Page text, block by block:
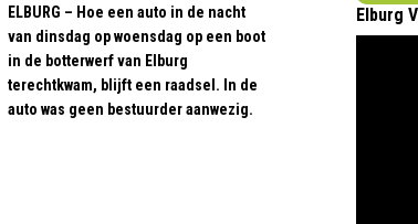
ELBURG – Hoe een auto in de nacht
van dinsdag op woensdag op een boot
in de botterwerf van Elburg
terechtkwam, blijft een raadsel. In de
auto was geen bestuurder aanwezig.
Elburg